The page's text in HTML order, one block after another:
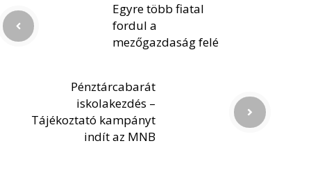
Egyre több fiatal
fordul a
mezőgazdaság felé
Pénztárcabarát
iskolakezdés –
Tájékoztató kampányt
indít az MNB